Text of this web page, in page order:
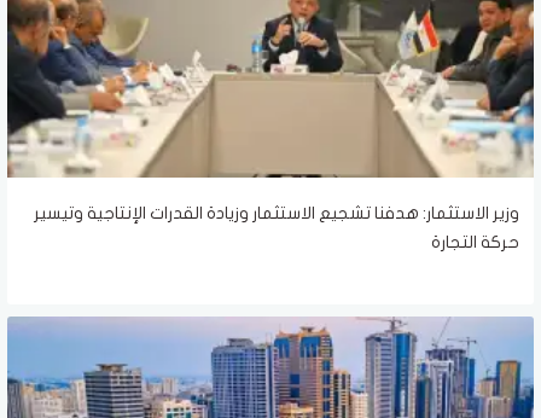
وزير الاستثمار: هدفنا تشجيع الاستثمار وزيادة القدرات الإنتاجية وتيسير
حركة التجارة